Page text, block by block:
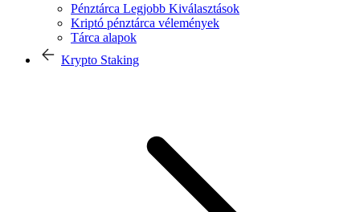
Pénztárca Legjobb Kiválasztások
Kriptó pénztárca vélemények
Tárca alapok
Krypto Staking